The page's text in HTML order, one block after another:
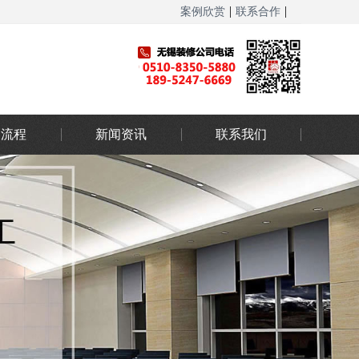
案例欣赏 | 联系合作 |
程 新闻资讯 联系我们